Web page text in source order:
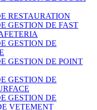
RESTAURATION
GESTION DE FAST
GESTION DE
GESTION DE POINT
GESTION DE
GESTION DE
VETEMENT